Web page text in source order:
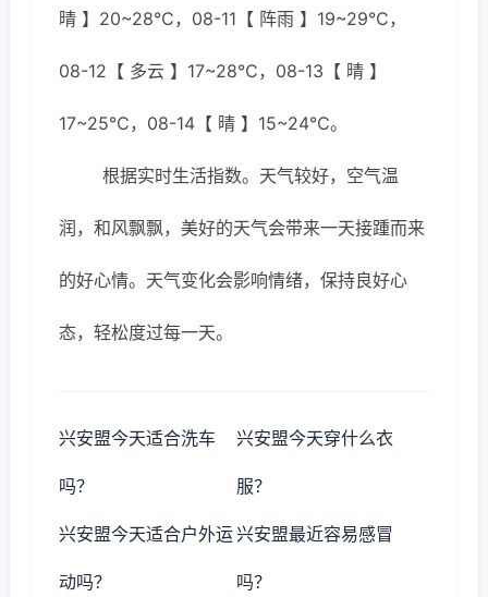
晴 】20~28℃，08-11【 阵雨 】19~29℃，
08-12【 多云 】17~28℃，08-13【 晴 】
17~25℃，08-14【 晴 】15~24℃。
根据实时生活指数。天气较好，空气温
润，和风飘飘，美好的天气会带来一天接踵而来
的好心情。天气变化会影响情绪，保持良好心
态，轻松度过每一天。
兴安盟今天适合洗车
吗？
兴安盟今天穿什么衣
服？
兴安盟今天适合户外运
动吗？
兴安盟最近容易感冒
吗？